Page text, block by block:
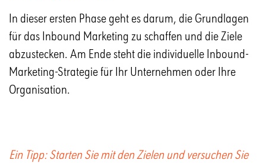
In dieser ersten Phase geht es darum, die Grundlagen
für das Inbound Marketing zu schaffen und die Ziele
abzustecken. Am Ende steht die individuelle Inbound-
Marketing-Strategie für Ihr Unternehmen oder Ihre
Organisation.
Ein Tipp: Starten Sie mit den Zielen und versuchen Sie